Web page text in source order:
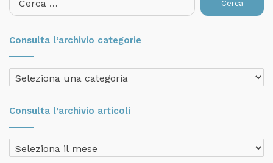
per:
Consulta l’archivio categorie
Consulta
l’archivio
Consulta l’archivio articoli
Consulta
l’archivio